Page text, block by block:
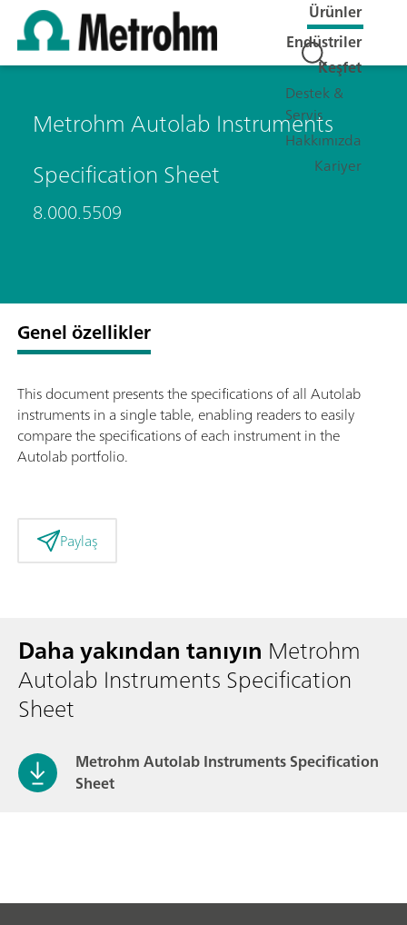
Ürünler
Endüstriler
Keşfet
Destek &
Servis
Hakkımızda
Kariyer
Metrohm Autolab Instruments
Specification Sheet
8.000.5509
Genel özellikler
This document presents the specifications of all Autolab
instruments in a single table, enabling readers to easily
compare the specifications of each instrument in the
Autolab portfolio.
Paylaş
Daha yakından tanıyın Metrohm
Autolab Instruments Specification
Sheet
Metrohm Autolab Instruments Specification
Sheet